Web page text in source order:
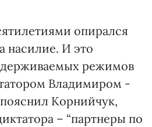
опирался
насилие. И это
режимов
Владимиром -
Корнийчук,
– “партнеры по